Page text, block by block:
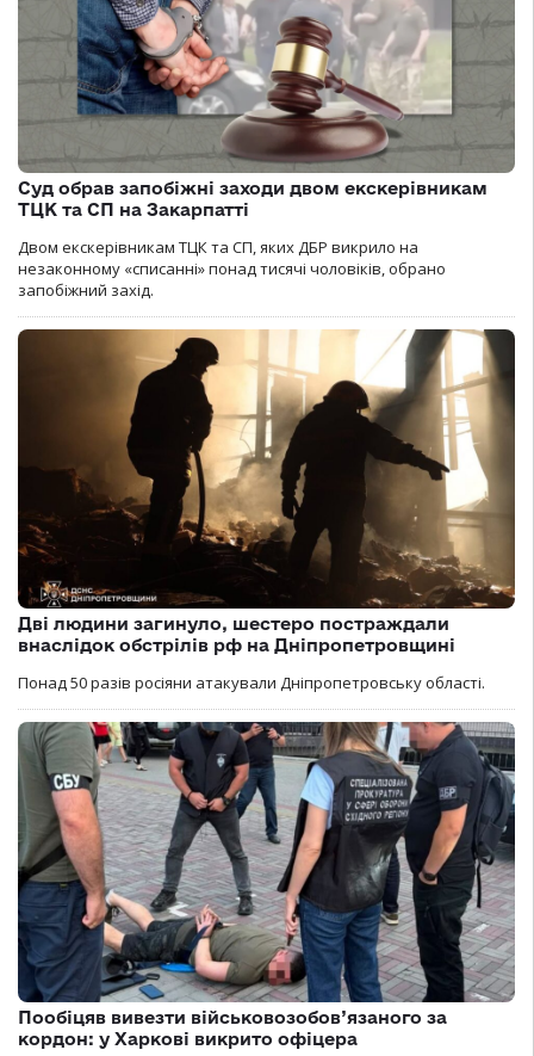
Суд обрав запобіжні заходи двом екскерівникам
ТЦК та СП на Закарпатті
Двом екскерівникам ТЦК та СП, яких ДБР викрило на
незаконному «списанні» понад тисячі чоловіків, обрано
запобіжний захід.
Дві людини загинуло, шестеро постраждали
внаслідок обстрілів рф на Дніпропетровщині
Понад 50 разів росіяни атакували Дніпропетровську області.
Пообіцяв вивезти військовозобов’язаного за
кордон: у Харкові викрито офіцера